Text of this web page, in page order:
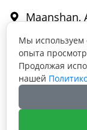
 Maanshan,

+86 177
Мы используем
опыта
Продолжая
нашей